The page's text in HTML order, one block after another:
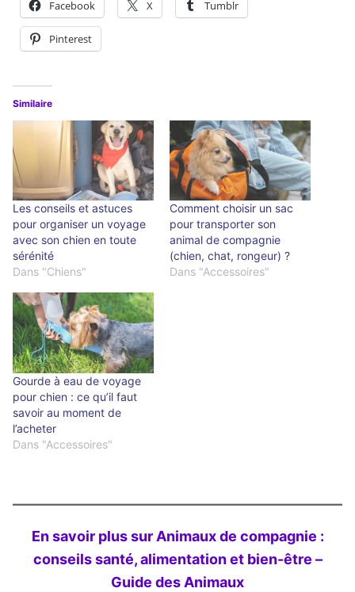
Facebook X Tumblr
Pinterest
Similaire
Les conseils et astuces
pour organiser un voyage
avec son chien en toute
sérénité
Dans "Chiens"
Comment choisir un sac
pour transporter son
animal de compagnie
(chien, chat, rongeur) ?
Dans "Accessoires"
Gourde à eau de voyage
pour chien : ce qu’il faut
savoir au moment de
l’acheter
Dans "Accessoires"
En savoir plus sur Animaux de compagnie :
conseils santé, alimentation et bien-être –
Guide des Animaux